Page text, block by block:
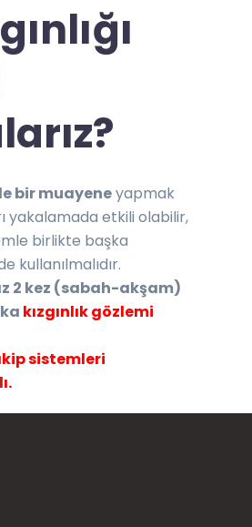
bir muayeneyapmak
yakalamada etkili olabilir,
birlikte başka
kullanılmalıdır.
2 kez (sabah-akşam)
kızgınlık gözlemi
sistemleri